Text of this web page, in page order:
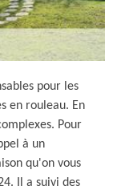
pour les
en rouleau. En
Pour
à un
qu'on vous
Il a suivi des